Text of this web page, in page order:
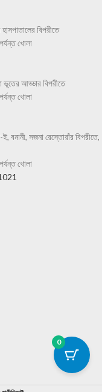
বিপরীতে
খোলা
ভূতের আড্ডার বিপরীতে
খোলা
বনানী, সজনা রেস্তোরাঁর বিপরীতে,
খোলা
0